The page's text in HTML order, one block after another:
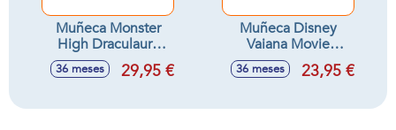
Muñeca Monster
High Draculaura
Con Accesorios.
12x8x8 cm
36 meses 29,95 €
Muñeca Disney
Vaiana Movie
Cantarina
36 meses 23,95 €